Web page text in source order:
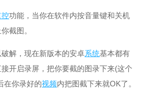
控功能，当你在软件内按音量键和关机
截图。
解，现在新版本的安卓系统基本都有
开启录屏，把你要截的图录下来(这个
在你录好的视频内把图截下来就OK了。